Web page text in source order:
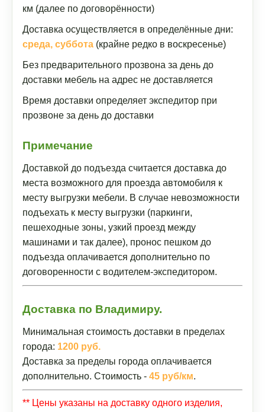
км (далее по договорённости)
Доставка осуществляется в определённые дни:
среда, суббота (крайне редко в воскресенье)
Без предварительного прозвона за день до
доставки мебель на адрес не доставляется
Время доставки определяет экспедитор при
прозвоне за день до доставки
Примечание
Доставкой до подъезда считается доставка до
места возможного для проезда автомобиля к
месту выгрузки мебели. В случае невозможности
подъехать к месту выгрузки (паркинги,
пешеходные зоны, узкий проезд между
машинами и так далее), пронос пешком до
подъезда оплачивается дополнительно по
договоренности с водителем-экспедитором.
Доставка по Владимиру.
Минимальная стоимость доставки в пределах
города: 1200 руб.
Доставка за пределы города оплачивается
дополнительно. Стоимость - 45 руб/км.
** Цены указаны на доставку одного изделия,